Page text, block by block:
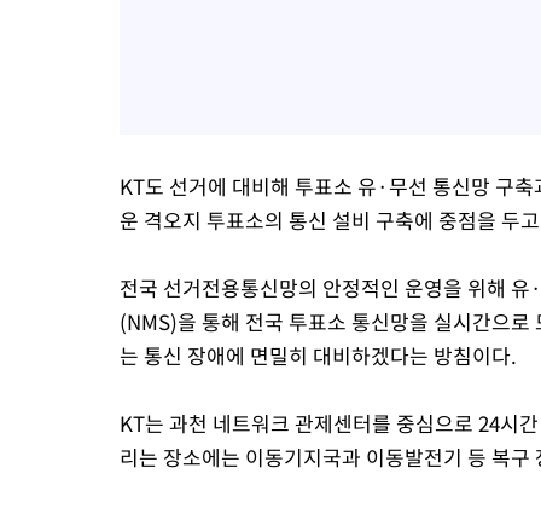
KT도 선거에 대비해 투표소 유·무선 통신망 구
운 격오지 투표소의 통신 설비 구축에 중점을 두
전국 선거전용통신망의 안정적인 운영을 위해
(NMS)을 통해 전국 투표소 통신망을 실시간으
는 통신 장애에 면밀히 대비하겠다는 방침이다.
KT는 과천 네트워크 관제센터를 중심으로 24시
리는 장소에는 이동기지국과 이동발전기 등 복